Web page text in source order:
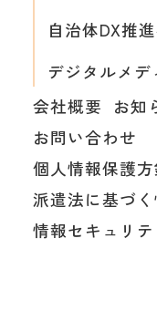
自治体DX推
デジタルメデ
会社概要
お知
お問い合わせ
個人情報保護方
派遣法に基づ
情報セキュリ